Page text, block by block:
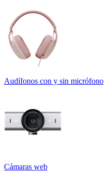
Audífonos con y sin micrófono
Cámaras web